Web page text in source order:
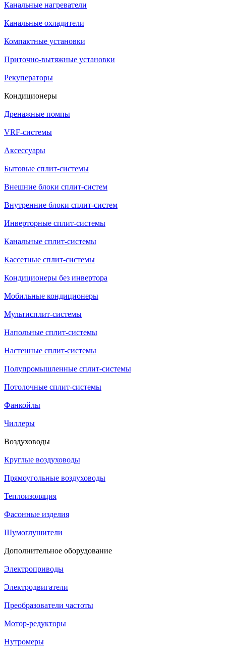
Канальные нагреватели
Канальные охладители
Компактные установки
Приточно-вытяжные установки
Рекуператоры
Кондиционеры
Дренажные помпы
VRF-системы
Аксессуары
Бытовые сплит-системы
Внешние блоки сплит-систем
Внутренние блоки сплит-систем
Инверторные сплит-системы
Канальные сплит-системы
Кассетные сплит-системы
Кондиционеры без инвертора
Мобильные кондиционеры
Мультисплит-системы
Напольные сплит-системы
Настенные сплит-системы
Полупромышленные сплит-системы
Потолочные сплит-системы
Фанкойлы
Чиллеры
Воздуховоды
Круглые воздуховоды
Прямоугольные воздуховоды
Теплоизоляция
Фасонные изделия
Шумоглушители
Дополнительное оборудование
Электроприводы
Электродвигатели
Преобразователи частоты
Мотор-редукторы
Нутромеры